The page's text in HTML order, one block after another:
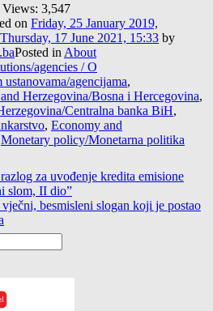
Views: 3,547
on Friday, 25 January 2019,
Thursday, 17 June 2021, 15:33 by
Posted in About
agencies / O
agencijama,
Herzegovina/Bosna i Hercegovina,
Centralna banka BiH,
, Economy and
Monetary policy/Monetarna politika
za uvođenje kredita emisione
slom, II dio”
besmisleni slogan koji je postao